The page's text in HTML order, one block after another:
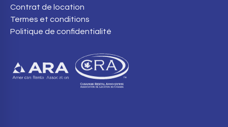
Contrat de location
Termes et conditions
Politique de confidentialité